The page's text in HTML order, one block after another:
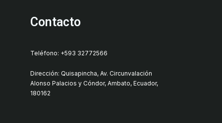
Contacto
Teléfono: +593 32772566
Dirección: Quisapincha, Av. Circunvalación
Alonso Palacios y Cóndor, Ambato, Ecuador,
180162